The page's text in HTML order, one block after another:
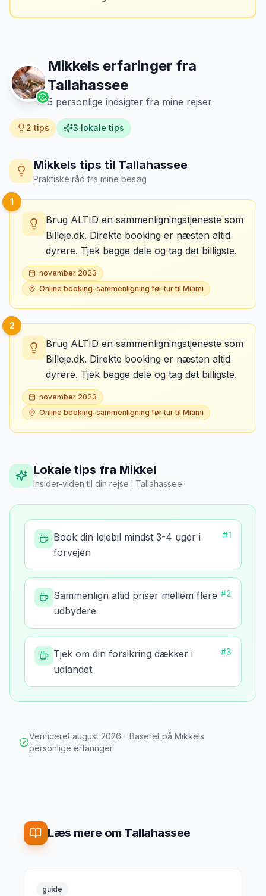
Mikkels erfaringer fra
Tallahassee
5 personlige indsigter fra mine rejser
2 tips 3 lokale tips
Mikkels tips til Tallahassee
Praktiske råd fra mine besøg
1
Brug ALTID en sammenligningstjeneste som
Billeje.dk. Direkte booking er næsten altid
dyrere. Tjek begge dele og tag det billigste.
november 2023
Online booking-sammenligning før tur til Miami
2
Brug ALTID en sammenligningstjeneste som
Billeje.dk. Direkte booking er næsten altid
dyrere. Tjek begge dele og tag det billigste.
november 2023
Online booking-sammenligning før tur til Miami
Lokale tips fra Mikkel
Insider-viden til din rejse i Tallahassee
Book din lejebil mindst 3-4 uger i
forvejen
#1
Sammenlign altid priser mellem flere
udbydere
#2
Tjek om din forsikring dækker i
udlandet
#3
Verificeret august 2026 - Baseret på Mikkels
personlige erfaringer
Læs mere om Tallahassee
guide